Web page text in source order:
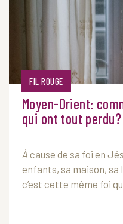
FIL ROUGE
Moyen-Orient:
qui ont tout perdu?
À cause de sa foi en
enfants, sa maison,
c’est cette même foi